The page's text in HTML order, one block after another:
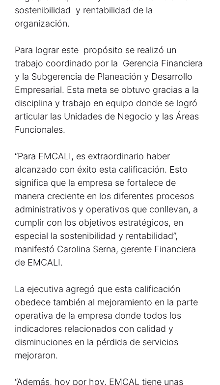
sostenibilidad y rentabilidad de la
organización.
Para lograr este propósito se realizó un
trabajo coordinado por la Gerencia Financiera
y la Subgerencia de Planeación y Desarrollo
Empresarial. Esta meta se obtuvo gracias a la
disciplina y trabajo en equipo donde se logró
articular las Unidades de Negocio y las Áreas
Funcionales.
“Para EMCALI, es extraordinario haber
alcanzado con éxito esta calificación. Esto
significa que la empresa se fortalece de
manera creciente en los diferentes procesos
administrativos y operativos que conllevan, a
cumplir con los objetivos estratégicos, en
especial la sostenibilidad y rentabilidad”,
manifestó Carolina Serna, gerente Financiera
de EMCALI.
La ejecutiva agregó que esta calificación
obedece también al mejoramiento en la parte
operativa de la empresa donde todos los
indicadores relacionados con calidad y
disminuciones en la pérdida de servicios
mejoraron.
“Además, hoy por hoy, EMCAL tiene unas